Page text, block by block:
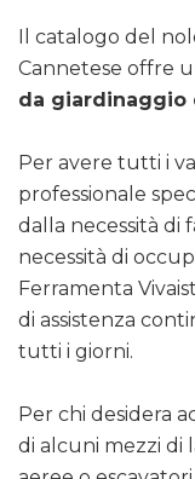
Il catalogo del
Cannetese offre
da giardinaggio
Per avere tutti i
professionale
dalla necessità di
necessità di
Ferramenta
di assistenza
tutti i giorni.
Per chi desidera
di alcuni mezzi di